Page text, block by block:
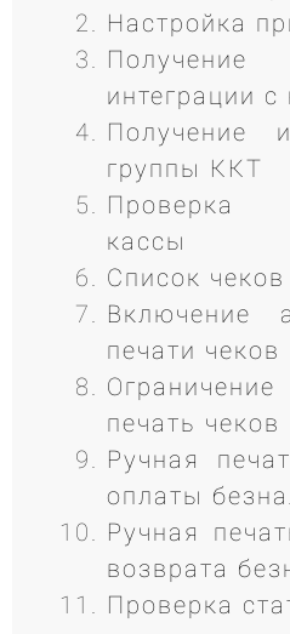
Настройка
интеграции с
Получение
группы ККТ
Проверка
кассы
Список чеков
Включение
печати чеков
печать чеков
Ручная
оплаты
Ручная
возврата
Проверка